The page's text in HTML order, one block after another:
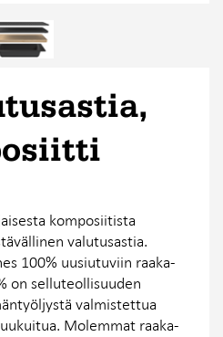
komposiitista
valutusastia.
100% uusiutuviin raaka-
on selluteollisuuden
valmistettua
Molemmat raaka-